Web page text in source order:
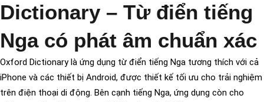
Dictionary – Từ điển tiếng
Nga có phát âm chuẩn xác
Oxford Dictionary là ứng dụng từ điển tiếng Nga tương thích với cả
iPhone và các thiết bị Android, được thiết kế tối ưu cho trải nghiệm
trên điện thoại di động. Bên cạnh tiếng Nga, ứng dụng còn cho